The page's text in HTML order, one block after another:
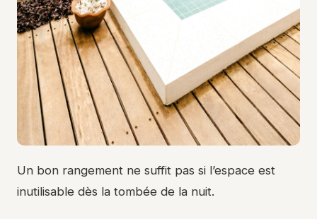
Un bon rangement ne suffit pas si l’espace est
inutilisable dès la tombée de la nuit.